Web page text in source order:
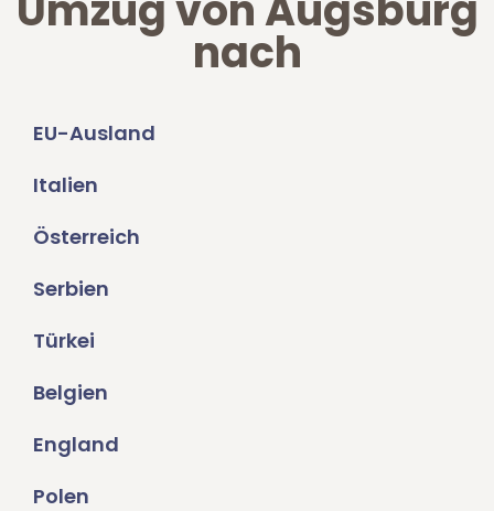
nach
EU-Ausland
Italien
Österreich
Serbien
Türkei
Belgien
England
Polen